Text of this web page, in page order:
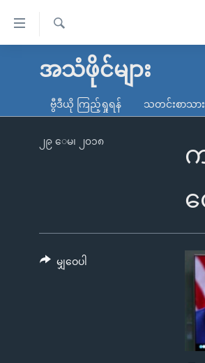
လွယ်ကူ
သည့်
မူလစာမျက်နှာ
ကမ္ဘာ့သတင်းများ
နိုင်ငံတကာ
မကြေးမုံရဲ့ အင်္ဂလိပ်စာ
ရေဒီယို
ရေဒီယိုနှင့်ရုပ်သံ အချက်အလက်များ
ရ
အသံဖိုင်များ
ဗွီဒီယို ကြည့်ရှုရန် သတင်းစာသား
၂၉ ေမ၊ ၂၀၁၈
မျှဝေပါ